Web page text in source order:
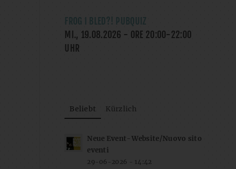
FROG I BLED?! PUBQUIZ
MI., 19.08.2026 - ORE 20:00-22:00
UHR
Beliebt Kürzlich
Neue Event-Website/Nuovo sito
eventi
29-06-2026 - 14:42